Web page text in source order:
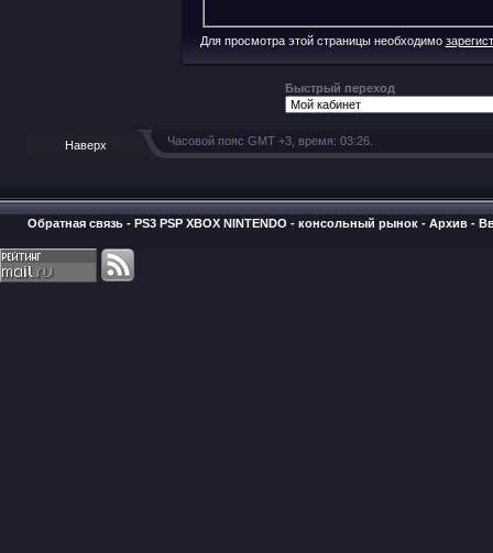
Для просмотра этой страницы необходимо
Быстрый переход
Наверх Часовой пояс GMT +3, время: 03:26
Обратная связь - PS3 PSP XBOX NINTENDO - консольный рынок - Архив -